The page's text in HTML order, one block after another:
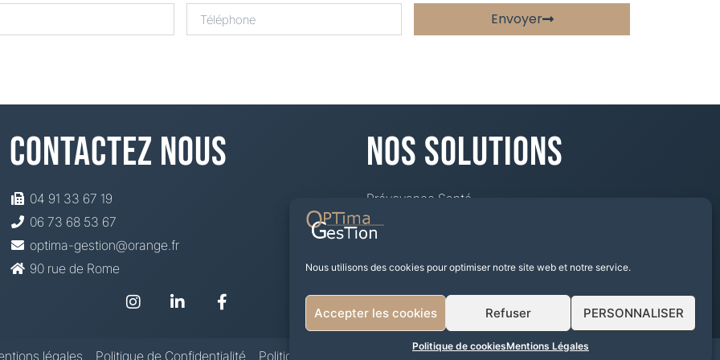
Nous utilisons des cookies pour optimiser notre site web et notre service.
Accepter les cookies Refuser PERSONNALISER
Politique de cookiesMentions Légales
Envoyer
Contactez Nous
04 91 33 67 19
06 73 68 53 67
optima-gestion@orange.fr
90 rue de Rome
Nos Solutions
Prévoyance Santé
Mutuelle
Épargne Retraite
Investir dans les SCPI
Prêts et Défiscalisation Immo
légales Politique de Confidentialité Politique de Cookies